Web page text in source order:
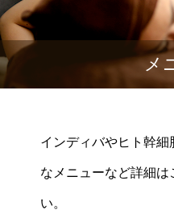
メ
インディバやヒト幹
なメニューなど詳細は
い。